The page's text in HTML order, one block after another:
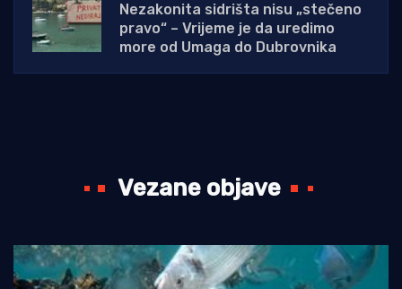
Nezakonita sidrišta nisu „stečeno
pravo“ – Vrijeme je da uredimo
more od Umaga do Dubrovnika
Vezane objave